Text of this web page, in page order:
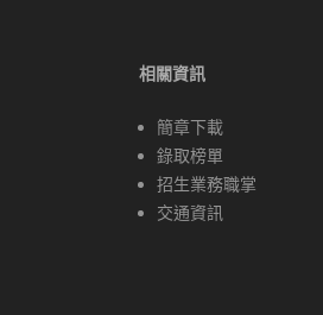
相關資訊
簡章下載
錄取榜單
招生業務職掌
交通資訊